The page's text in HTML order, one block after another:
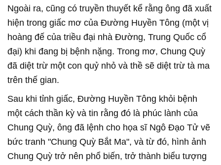
Ngoài ra, cũng có truyền thuyết kể rằng ông đã xuất
hiện trong giấc mơ của Đường Huyền Tông (một vị
hoàng đế của triều đại nhà Đường, Trung Quốc cổ
đại) khi đang bị bệnh nặng. Trong mơ, Chung Quỳ
đã diệt trừ một con quỷ nhỏ và thề sẽ diệt trừ tà ma
trên thế gian.
Sau khi tỉnh giấc, Đường Huyền Tông khỏi bệnh
một cách thần kỳ và tin rằng đó là phúc lành của
Chung Quỳ, ông đã lệnh cho họa sĩ Ngô Đạo Tử vẽ
bức tranh "Chung Quỳ Bắt Ma", và từ đó, hình ảnh
Chung Quỳ trở nên phổ biến, trở thành biểu tượng